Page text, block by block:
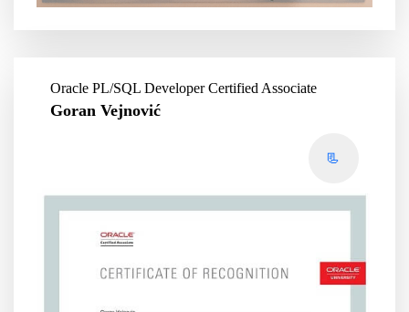
Oracle PL/SQL Developer Certified Associate
Goran Vejnović
📃